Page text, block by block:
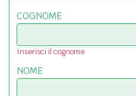
COGNOME
Inserisci il cognome
NOME